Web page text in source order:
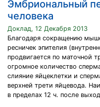
Эмбриональный
человека
Доклад, 12 Декабря 2013
Благодаря сокращению
ресничек эпителия
продвигается по маточной
огромное количество
слияние яйцеклетки и
верхней трети яйцевода.
в пределах 12 ч. после